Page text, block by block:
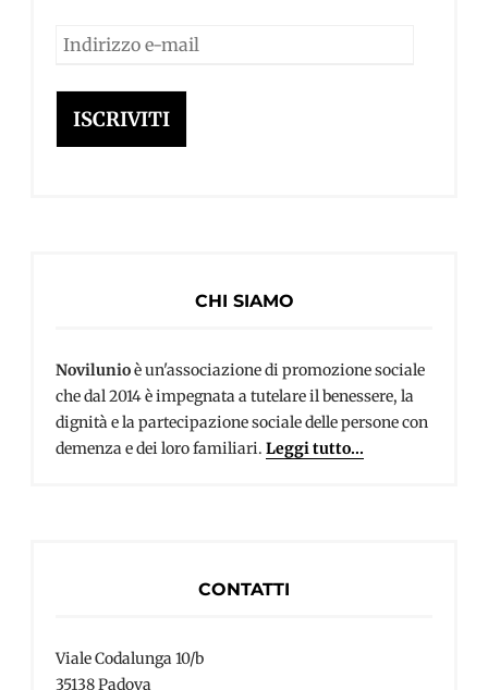
Indirizzo
mail
ISCRIVITI
CHI SIAMO
Novilunioè un'associazione di promozione sociale
che dal 2014 è impegnata a tutelare il benessere, la
dignità e la partecipazione sociale delle persone con
demenza e dei loro familiari. Leggi tutto...
CONTATTI
Viale Codalunga 10/b
35138 Padova